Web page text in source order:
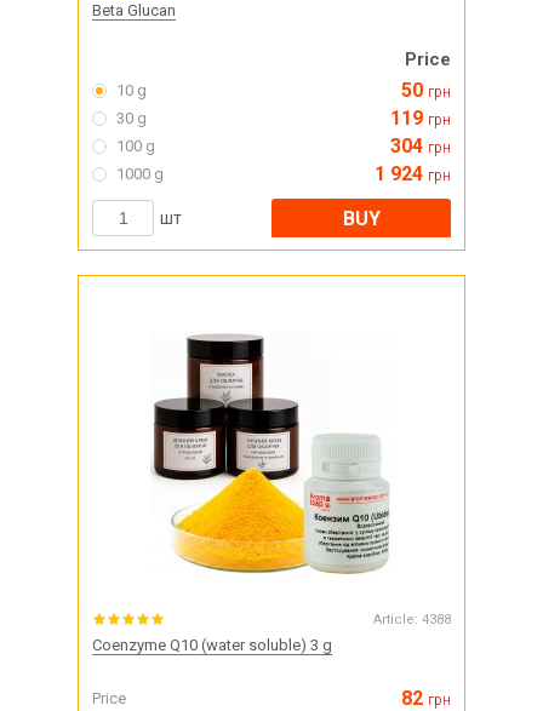
Beta Glucan
Price
10 g 50 грн
30 g 119 грн
100 g 304 грн
1000 g 1 924 грн
шт BUY
Article: 4388
Coenzyme Q10 (water soluble) 3 g
Price 82 грн